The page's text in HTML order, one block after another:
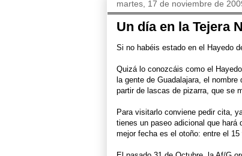
martes, 17 de noviembre de
Un día en la Tejera
Si no habéis estado en el Hayedo
Quizá lo conozcáis como el
la gente de Guadalajara, el
partir de lascas de pizarra, que se
Para visitarlo conviene pedir cita,
tienes un paseo adicional que
mejor fecha es el otoño: entre el